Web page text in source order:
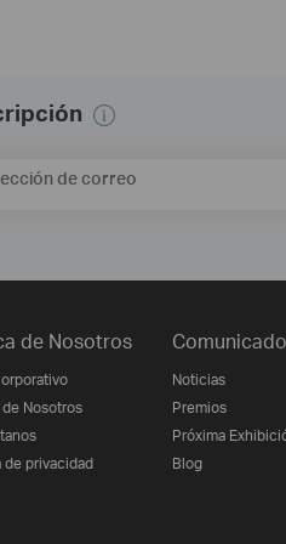
de correo
de Nosotros
Nosotros
de privacidad
Noticias
Premios
Próxima
Blog